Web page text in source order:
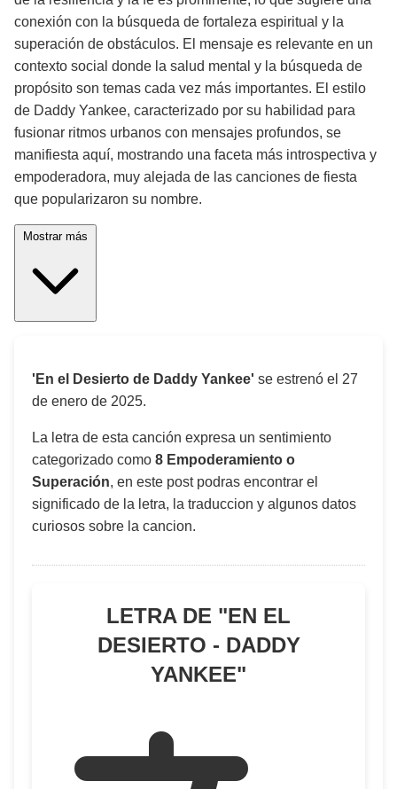
conexión con la búsqueda de fortaleza espiritual y la
superación de obstáculos. El mensaje es relevante en un
contexto social donde la salud mental y la búsqueda de
propósito son temas cada vez más importantes. El estilo
de Daddy Yankee, caracterizado por su habilidad para
fusionar ritmos urbanos con mensajes profundos, se
manifiesta aquí, mostrando una faceta más introspectiva y
empoderadora, muy alejada de las canciones de fiesta
que popularizaron su nombre.
'En el Desierto de Daddy Yankee' se estrenó el 27
de enero de 2025.
La letra de esta canción expresa un sentimiento
categorizado como 8 Empoderamiento o
Superación, en este post podras encontrar el
significado de la letra, la traduccion y algunos datos
curiosos sobre la cancion.
LETRA DE "EN EL
DESIERTO - DADDY
YANKEE"